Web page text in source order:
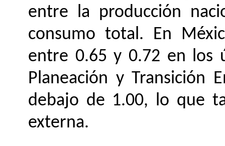
entre la producción
consumo total. En
entre 0.65 y 0.72 en los
Planeación y Transición
debajo de 1.00, lo que
externa.